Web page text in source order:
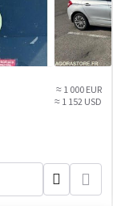
≈ 1 000 EUR
≈ 1 152 USD